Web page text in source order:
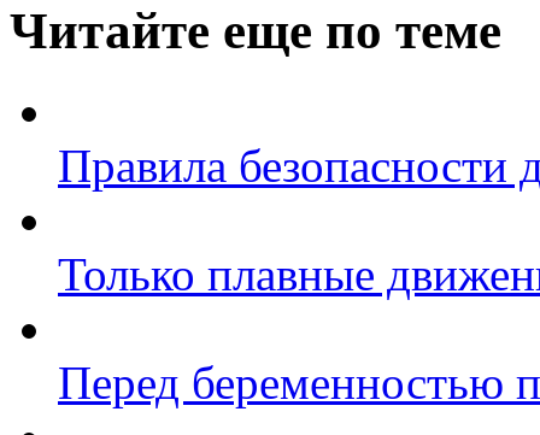
Читайте еще по теме
Правила безопасности
Только плавные
Перед беременностью